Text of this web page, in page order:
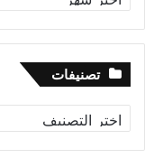
تصنيفات
تصنيفات